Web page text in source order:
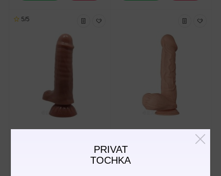
PRIVAT
TOCHKA
5/5
Beautiful Baron (18,5*
фаллоимитатор
Beautiful Bergrisi (раб.